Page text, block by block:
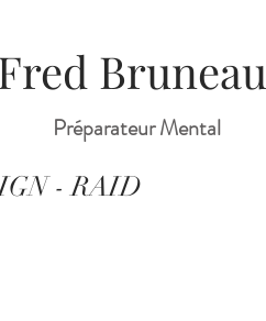
Bruneau
Préparateur Mental
- RAID